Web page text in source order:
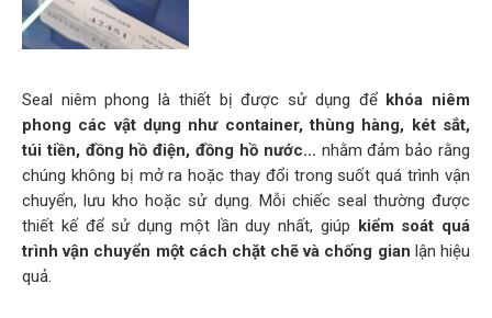
Seal niêm phong là thiết bị được sử dụng để khóa niêm
phong các vật dụng như container, thùng hàng, két sắt,
túi tiền, đồng hồ điện, đồng hồ nước… nhằm đảm bảo rằng
chúng không bị mở ra hoặc thay đổi trong suốt quá trình vận
chuyển, lưu kho hoặc sử dụng. Mỗi chiếc seal thường được
thiết kế để sử dụng một lần duy nhất, giúp kiểm soát quá
trình vận chuyển một cách chặt chẽ và chống gian lận hiệu
quả.